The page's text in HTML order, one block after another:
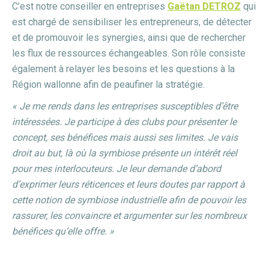
C’est notre conseiller en entreprises Gaëtan DETROZ qui
est chargé de sensibiliser les entrepreneurs, de détecter
et de promouvoir les synergies, ainsi que de rechercher
les flux de ressources échangeables. Son rôle consiste
également à relayer les besoins et les questions à la
Région wallonne afin de peaufiner la stratégie.
« Je me rends dans les entreprises susceptibles d’être
intéressées. Je participe à des clubs pour présenter le
concept, ses bénéfices mais aussi ses limites. Je vais
droit au but, là où la symbiose présente un intérêt réel
pour mes interlocuteurs. Je leur demande d’abord
d’exprimer leurs réticences et leurs doutes par rapport à
cette notion de symbiose industrielle afin de pouvoir les
rassurer, les convaincre et argumenter sur les nombreux
bénéfices qu’elle offre. »